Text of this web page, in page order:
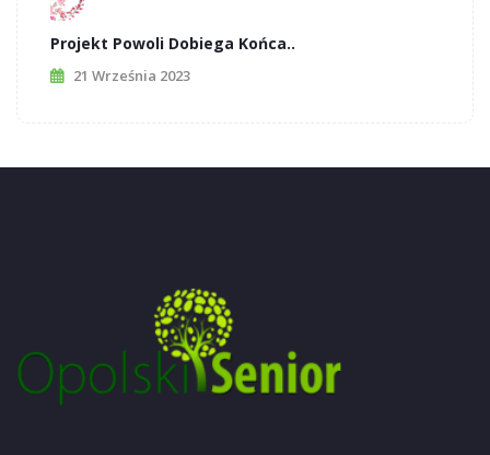
Projekt Powoli Dobiega Końca..
21 Września 2023